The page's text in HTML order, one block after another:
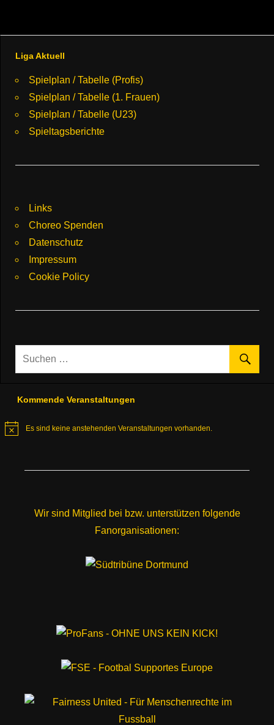
Liga Aktuell
Spielplan / Tabelle (Profis)
Spielplan / Tabelle (1. Frauen)
Spielplan / Tabelle (U23)
Spieltagsberichte
Links
Choreo Spenden
Datenschutz
Impressum
Cookie Policy
Kommende Veranstaltungen
HinweisEs sind keine anstehenden Veranstaltungen vorhanden.
Wir sind Mitglied bei bzw. unterstützen folgende
Fanorganisationen: